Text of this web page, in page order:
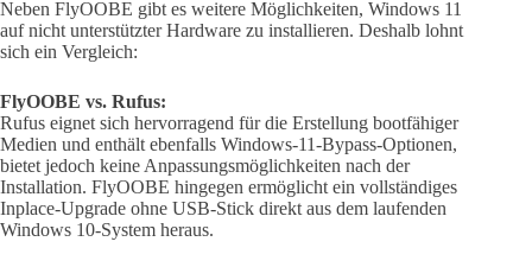
Neben FlyOOBE gibt es weitere Möglichkeiten, Windows 11
auf nicht unterstützter Hardware zu installieren. Deshalb lohnt
sich ein Vergleich:
FlyOOBE vs. Rufus:
Rufus eignet sich hervorragend für die Erstellung bootfähiger
Medien und enthält ebenfalls Windows-11-Bypass-Optionen,
bietet jedoch keine Anpassungsmöglichkeiten nach der
Installation. FlyOOBE hingegen ermöglicht ein vollständiges
Inplace-Upgrade ohne USB-Stick direkt aus dem laufenden
Windows 10-System heraus.